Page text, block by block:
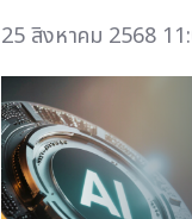
25 สิงหาคม 2568